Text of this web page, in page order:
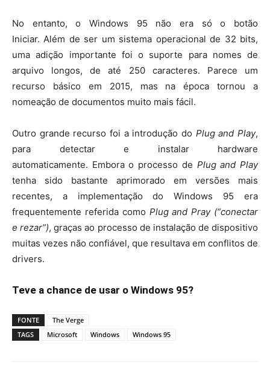
No entanto, o Windows 95 não era só o botão
Iniciar. Além de ser um sistema operacional de 32 bits,
uma adição importante foi o suporte para nomes de
arquivo longos, de até 250 caracteres. Parece um
recurso básico em 2015, mas na época tornou a
nomeação de documentos muito mais fácil.
Outro grande recurso foi a introdução do Plug and Play,
para detectar e instalar hardware
automaticamente. Embora o processo de Plug and Play
tenha sido bastante aprimorado em versões mais
recentes, a implementação do Windows 95 era
frequentemente referida como Plug and Pray (“conectar
e rezar”), graças ao processo de instalação de dispositivo
muitas vezes não confiável, que resultava em conflitos de
drivers.
Teve a chance de usar o Windows 95?
FONTE
The Verge
TAGS
Microsoft Windows Windows 95